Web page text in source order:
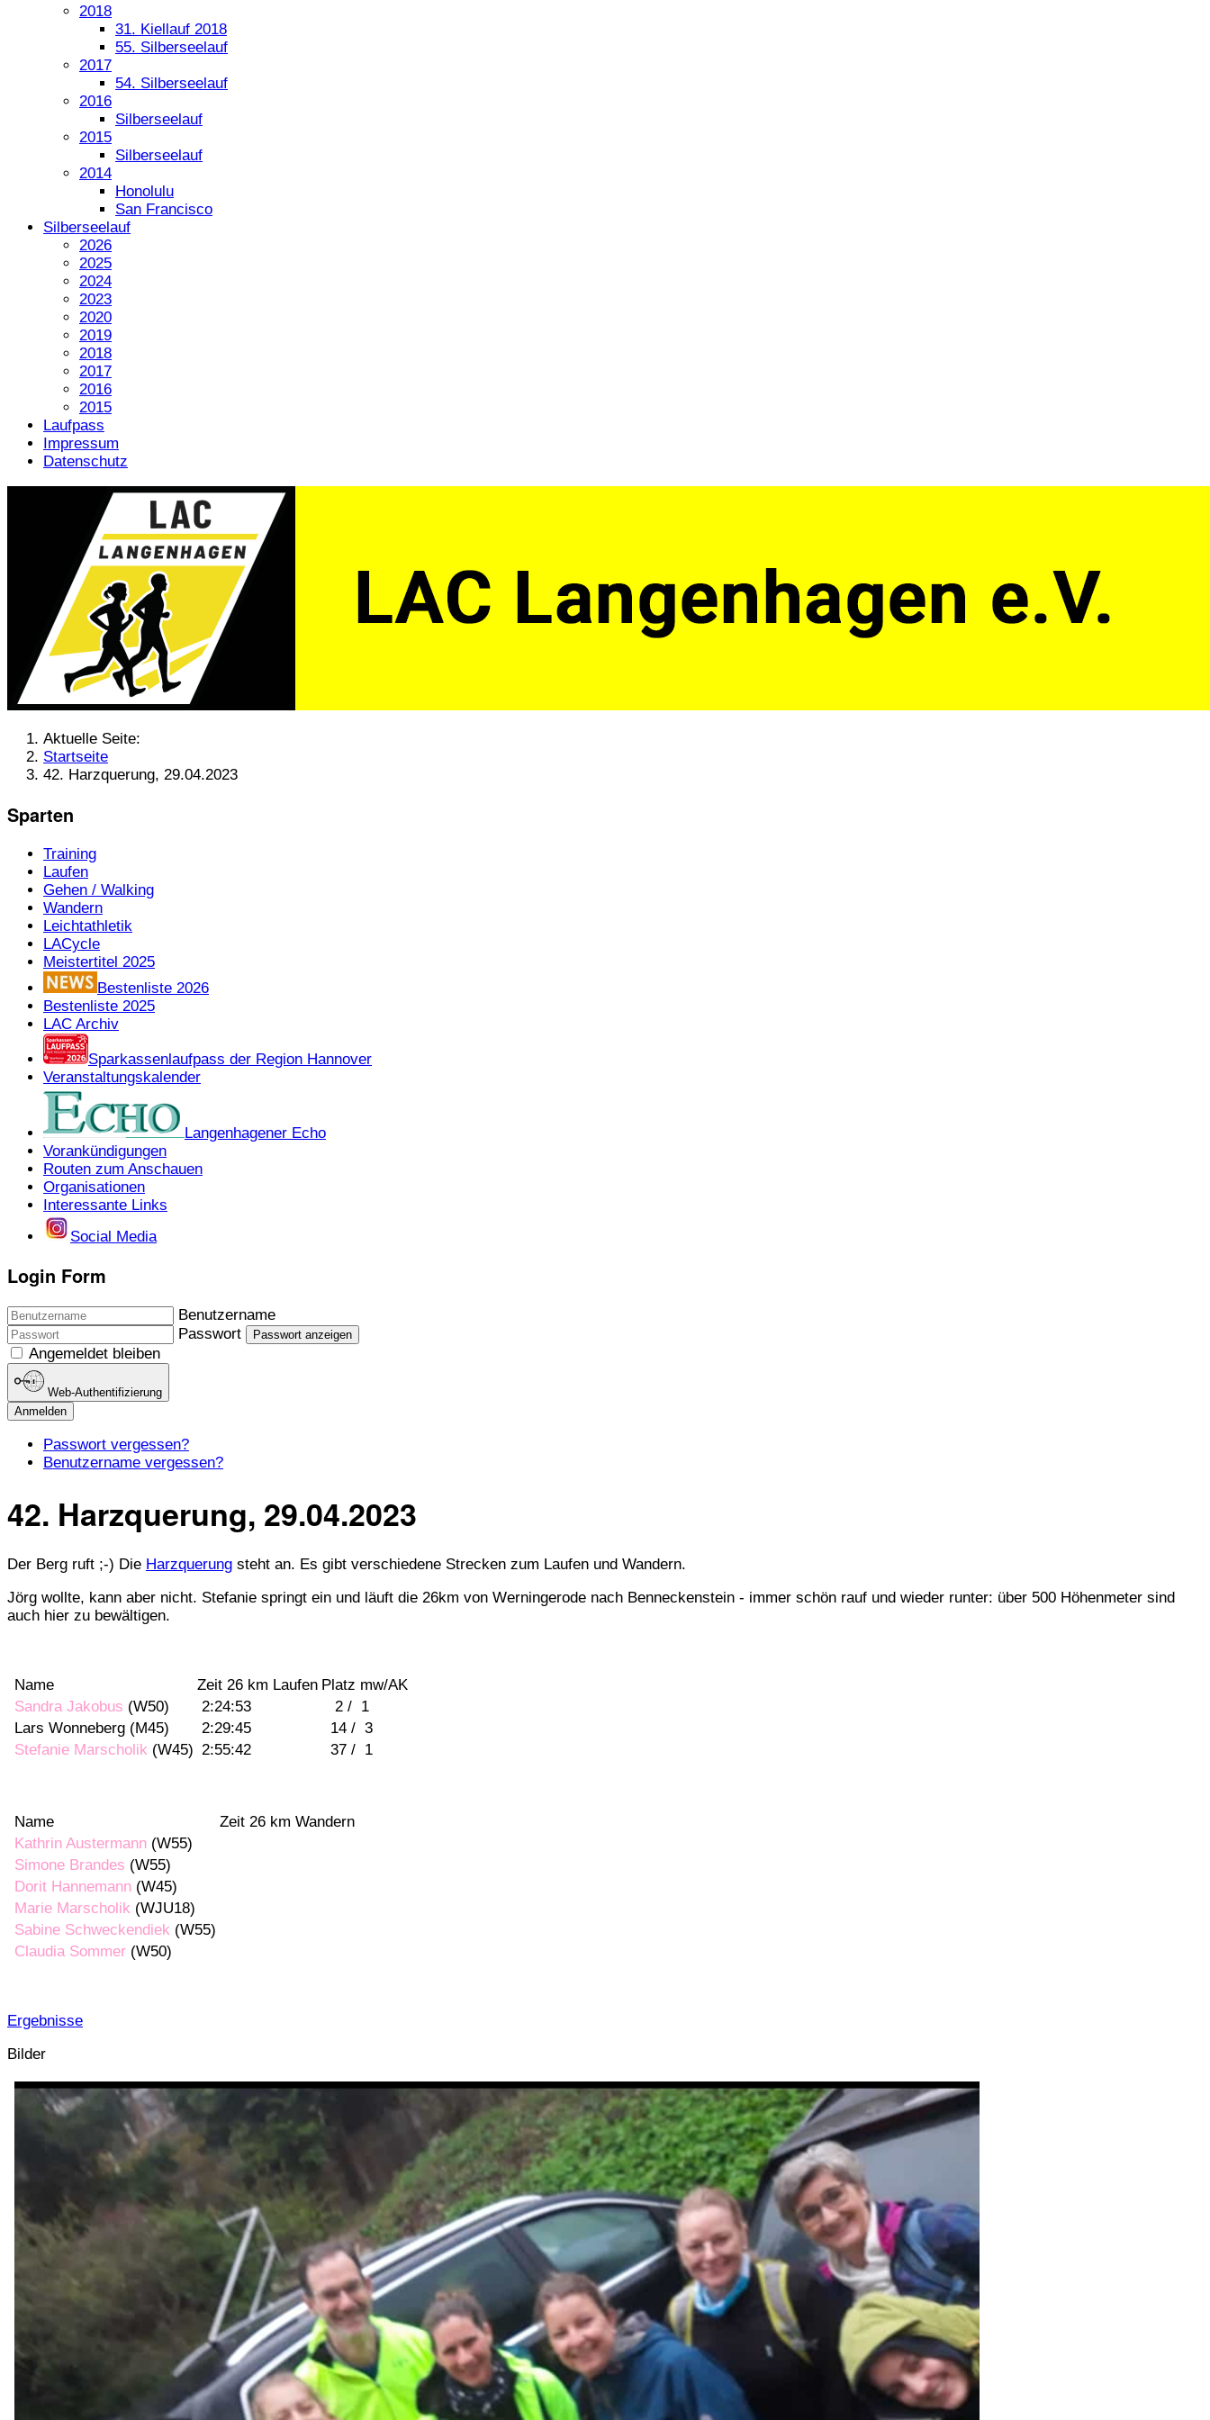
2018
31. Kiellauf 2018
55. Silberseelauf
2017
54. Silberseelauf
2016
Silberseelauf
2015
Silberseelauf
2014
Honolulu
San Francisco
Silberseelauf
2026
2025
2024
2023
2020
2019
2018
2017
2016
2015
Laufpass
Impressum
Datenschutz
Aktuelle Seite:
Startseite
42. Harzquerung, 29.04.2023
Sparten
Training
Laufen
Gehen / Walking
Wandern
Leichtathletik
LACycle
Meistertitel 2025
Bestenliste 2026
Bestenliste 2025
LAC Archiv
Sparkassenlaufpass der Region Hannover
Veranstaltungskalender
Langenhagener Echo
Vorankündigungen
Routen zum Anschauen
Organisationen
Interessante Links
Social Media
Login Form
Benutzername
Passwort
Passwort anzeigen
Angemeldet bleiben
Web-Authentifizierung
Anmelden
Passwort vergessen?
Benutzername vergessen?
42. Harzquerung, 29.04.2023
Der Berg ruft ;-) Die Harzquerung steht an. Es gibt verschiedene Strecken zum Laufen und Wandern.
Jörg wollte, kann aber nicht. Stefanie springt ein und läuft die 26km von Werningerode nach Benneckenstein - immer schön rauf und wieder runter: über 500 Höhenmeter sind
auch hier zu bewältigen.
Name Zeit 26 km Laufen Platz mw/AK
Sandra Jakobus (W50) 2:24:53
2 / 1
Lars Wonneberg (M45)
2:29:45
14 / 3
Stefanie Marscholik (W45) 2:55:42 37 / 1
Name
Zeit 26 km Wandern
Kathrin Austermann (W55)
Simone Brandes (W55)
Dorit Hannemann (W45)
Marie Marscholik (WJU18)
Sabine Schweckendiek (W55)
Claudia Sommer (W50)
Ergebnisse
Bilder